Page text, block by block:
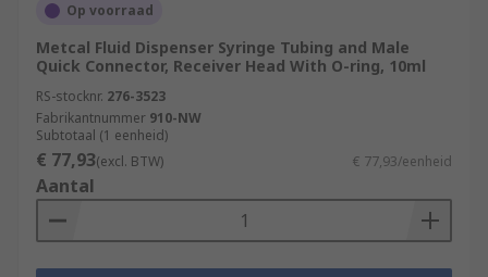
Op voorraad
Metcal Fluid Dispenser Syringe Tubing and Male
Quick Connector, Receiver Head With O-ring, 10ml
RS-stocknr. 276-3523
Fabrikantnummer 910-NW
Subtotaal (1 eenheid)
€ 77,93(excl. BTW) € 77,93/eenheid
Aantal